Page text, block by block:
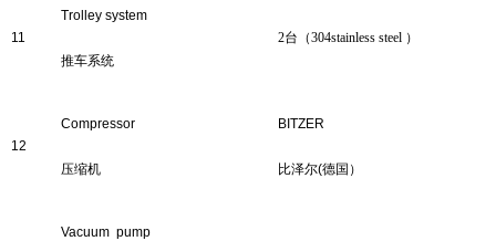
11
Trolley system
推车系统
2台 （304stainless steel ）
12
Compressor
压缩机
BITZER
比泽尔(德国）
Vacuum pump